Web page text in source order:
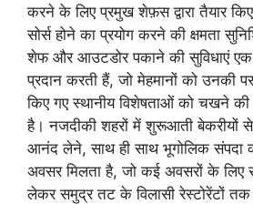
करने के लिए प्रमुख शेफ़स द्वारा तैयार
सोर्स होने का प्रयोग करने की क्षमता
शेफ और आउटडोर पकाने की सुविधाएं
प्रदान करती हैं, जो मेहमानों को उनकी
किए गए स्थानीय विशेषताओं को चखने की
है। नजदीकी शहरों में शुरूआती बेकरीयों
आनंद लेने, साथ ही साथ भूगोलिक संपदा
अवसर मिलता है, जो कई अवसरों के लिए
लेकर समुद्र तट के विलासी रेस्टोरेंटों तक